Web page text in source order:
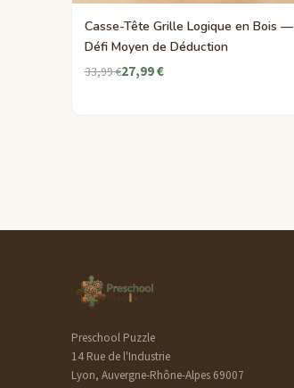
Casse-Tête Grille Logique en Bois —
Défi Moyen de Déduction
33,99 €27,99 €
Preschool Puzzle
14 Rue de l'Industrie
Lyon, Auvergne-Rhône-Alpes 69007